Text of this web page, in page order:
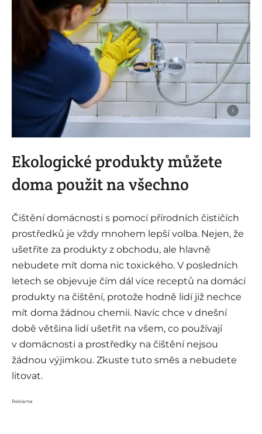
i
Ekologické produkty můžete
doma použit na všechno
Čištění domácnosti s pomocí přírodních čističích
prostředků je vždy mnohem lepší volba. Nejen, že
ušetříte za produkty z obchodu, ale hlavně
nebudete mít doma nic toxického. V posledních
letech se objevuje čím dál více receptů na domácí
produkty na čištění, protože hodně lidí již nechce
mít doma žádnou chemii. Navíc chce v dnešní
době většina lidí ušetřit na všem, co používají
v domácnosti a prostředky na čištění nejsou
žádnou výjimkou. Zkuste tuto směs a nebudete
litovat.
Reklama